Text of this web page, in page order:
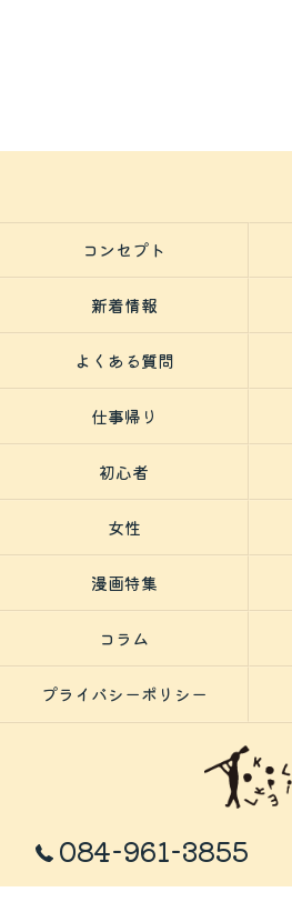
084-961-3855
コンセプト
新着情報
よくある質問
仕事帰り
初心者
女性
漫画特集
コラム
プライバシーポリシー
© 2026 広島県福山市の趣味なら
RIGHTS